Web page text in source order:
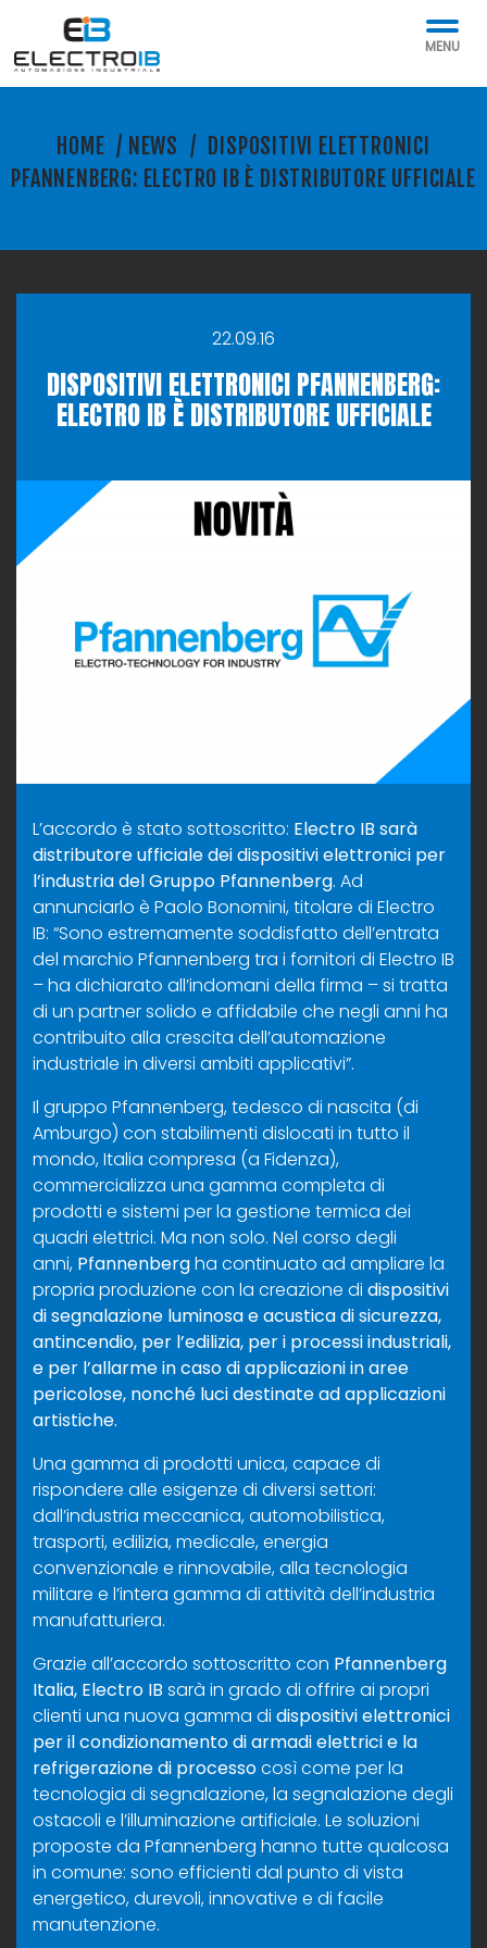
MENU
HOME / NEWS / DISPOSITIVI ELETTRONICI
PFANNENBERG: ELECTRO IB È DISTRIBUTORE UFFICIALE
22.09.16
DISPOSITIVI ELETTRONICI PFANNENBERG:
ELECTRO IB È DISTRIBUTORE UFFICIALE
L’accordo è stato sottoscritto: Electro IB sarà
distributore ufficiale dei dispositivi elettronici per
l’industriadel Gruppo Pfannenberg. Ad
annunciarlo è Paolo Bonomini, titolare di Electro
IB: “Sono estremamente soddisfatto dell’entrata
del marchio Pfannenberg tra i fornitori di Electro IB
– ha dichiarato all’indomani della firma – si tratta
di un partner solido e affidabile che negli anni ha
contribuito alla crescita dell’automazione
industriale in diversi ambiti applicativi”.
Il gruppo Pfannenberg, tedesco di nascita (di
Amburgo) con stabilimenti dislocati in tutto il
mondo, Italia compresa (a Fidenza),
commercializza una gamma completa di
prodotti e sistemi per la gestione termica dei
quadri elettrici. Ma non solo. Nel corso degli
anni, Pfannenbergha continuato ad ampliare la
propria produzione con la creazione di dispositivi
di segnalazione luminosa e acustica di sicurezza,
antincendio, per l’edilizia, per i processi industriali,
e per l’allarme in caso di applicazioni in aree
pericolose, nonché luci destinate ad applicazioni
artistiche.
Una gamma di prodotti unica, capace di
rispondere alle esigenze di diversi settori:
dall’industria meccanica, automobilistica,
trasporti, edilizia, medicale, energia
convenzionale e rinnovabile, alla tecnologia
militare e l’intera gamma di attività dell’industria
manufatturiera.
Grazie all’accordo sottoscritto con Pfannenberg
Italia, Electro IB sarà in grado di offrire ai propri
clienti una nuova gamma di dispositivi elettronici
per ilcondizionamento di armadi elettrici e la
refrigerazione di processocosì come per la
tecnologia di segnalazione, la segnalazione degli
ostacoli e l’illuminazione artificiale. Le soluzioni
proposte da Pfannenberg hanno tutte qualcosa
in comune: sono efficienti dal punto di vista
energetico, durevoli, innovative e di facile
manutenzione.